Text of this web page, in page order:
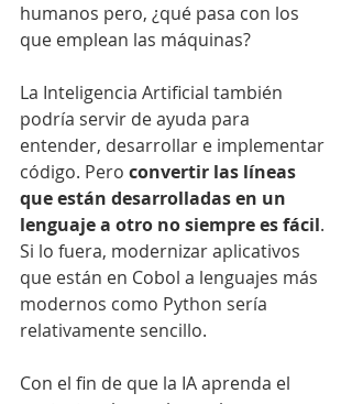
humanos pero, ¿qué pasa con los
que emplean las máquinas?
La Inteligencia Artificial también
podría servir de ayuda para
entender, desarrollar e implementar
código. Pero convertir las líneas
que están desarrolladas en un
lenguaje a otro no siempre es fácil.
Si lo fuera, modernizar aplicativos
que están en Cobol a lenguajes más
modernos como Python sería
relativamente sencillo.
Con el fin de que la IA aprenda el